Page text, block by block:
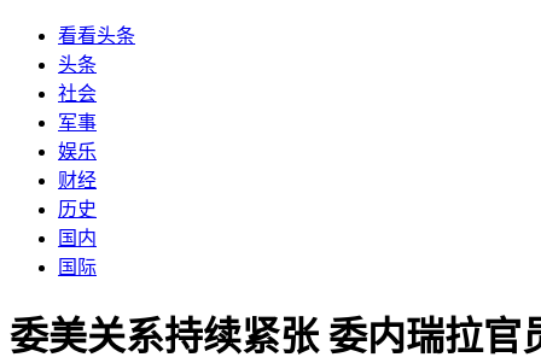
看看头条
头条
社会
军事
娱乐
财经
历史
国内
国际
委美关系持续紧张 委内瑞拉官